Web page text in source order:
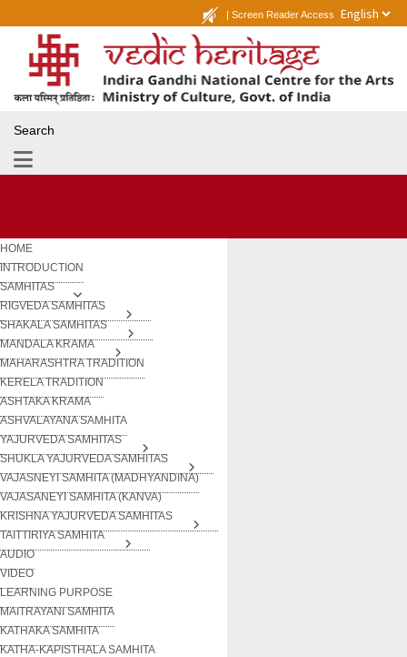
| Screen Reader Access
Search
HOME
INTRODUCTION
SAMHITAS
RIGVEDA SAMHITAS
SHAKALA SAMHITAS
MANDALA KRAMA
MAHARASHTRA TRADITION
KERELA TRADITION
ASHTAKA KRAMA
ASHVALAYANA SAMHITA
YAJURVEDA SAMHITAS
SHUKLA YAJURVEDA SAMHITAS
VAJASNEYI SAMHITA (MADHYANDINA)
VAJASANEYI SAMHITA (KANVA)
KRISHNA YAJURVEDA SAMHITAS
TAITTIRIYA SAMHITA
AUDIO
VIDEO
LEARNING PURPOSE
MAITRAYANI SAMHITA
KATHAKA SAMHITA
KATHA-KAPISTHALA SAMHITA